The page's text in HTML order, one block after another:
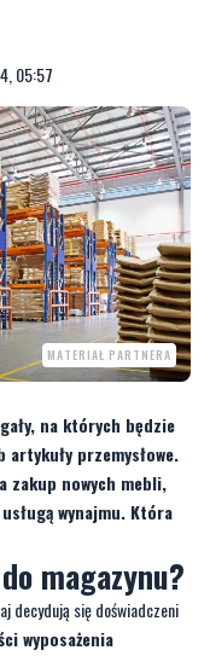
MATERIAŁ PARTNERA
na których będzie
artykuły przemysłowe.
wynajmu. Która
magazynu?
decydują się doświadczeni
dostępnej
problemu można
zagospodarowania